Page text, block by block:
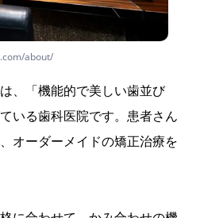
about/
、「機能的で美しい歯並び
いる歯科医院です。患者さん
オーダーメイドの矯正治療を